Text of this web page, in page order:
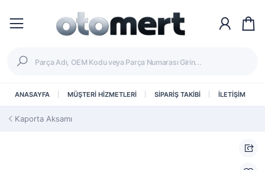
ANASAYFA MÜŞTERİ HİZMETLERİ SİPARİŞ TAKİBİ İLETİŞİM
Kaporta Aksamı